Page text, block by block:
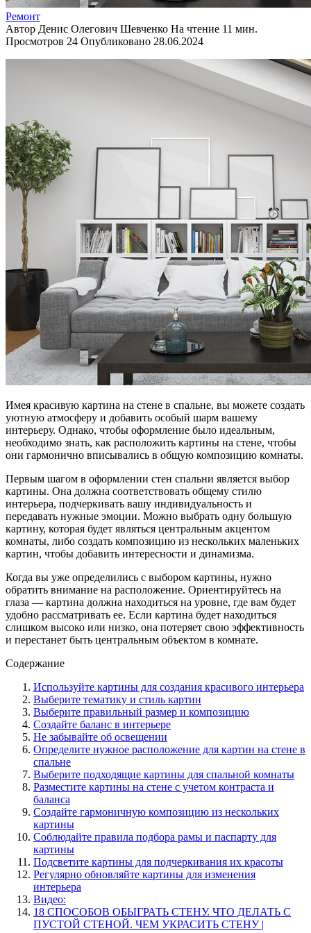
Ремонт
Автор Денис Олегович Шевченко На чтение 11 мин.
Просмотров 24 Опубликовано 28.06.2024
Имея красивую картина на стене в спальне, вы можете создать
уютную атмосферу и добавить особый шарм вашему
интерьеру. Однако, чтобы оформление было идеальным,
необходимо знать, как расположить картины на стене, чтобы
они гармонично вписывались в общую композицию комнаты.
Первым шагом в оформлении стен спальни является выбор
картины. Она должна соответствовать общему стилю
интерьера, подчеркивать вашу индивидуальность и
передавать нужные эмоции. Можно выбрать одну большую
картину, которая будет являться центральным акцентом
комнаты, либо создать композицию из нескольких маленьких
картин, чтобы добавить интересности и динамизма.
Когда вы уже определились с выбором картины, нужно
обратить внимание на расположение. Ориентируйтесь на
глаза — картина должна находиться на уровне, где вам будет
удобно рассматривать ее. Если картина будет находиться
слишком высоко или низко, она потеряет свою эффективность
и перестанет быть центральным объектом в комнате.
Содержание
Используйте картины для создания красивого интерьера
Выберите тематику и стиль картин
Выберите правильный размер и композицию
Создайте баланс в интерьере
Не забывайте об освещении
Определите нужное расположение для картин на стене в
спальне
Выберите подходящие картины для спальной комнаты
Разместите картины на стене с учетом контраста и
баланса
Создайте гармоничную композицию из нескольких
картины
Соблюдайте правила подбора рамы и паспарту для
картины
Подсветите картины для подчеркивания их красоты
Регулярно обновляйте картины для изменения
интерьера
Видео:
18 СПОСОБОВ ОБЫГРАТЬ СТЕНУ. ЧТО ДЕЛАТЬ С
ПУСТОЙ СТЕНОЙ. ЧЕМ УКРАСИТЬ СТЕНУ |